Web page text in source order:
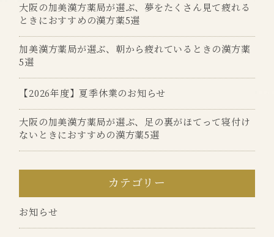
大阪の加美漢方薬局が選ぶ、夢をたくさん見て疲れる
ときにおすすめの漢方薬5選
加美漢方薬局が選ぶ、朝から疲れているときの漢方薬
5選
【2026年度】夏季休業のお知らせ
大阪の加美漢方薬局が選ぶ、足の裏がほてって寝付け
ないときにおすすめの漢方薬5選
カテゴリー
お知らせ